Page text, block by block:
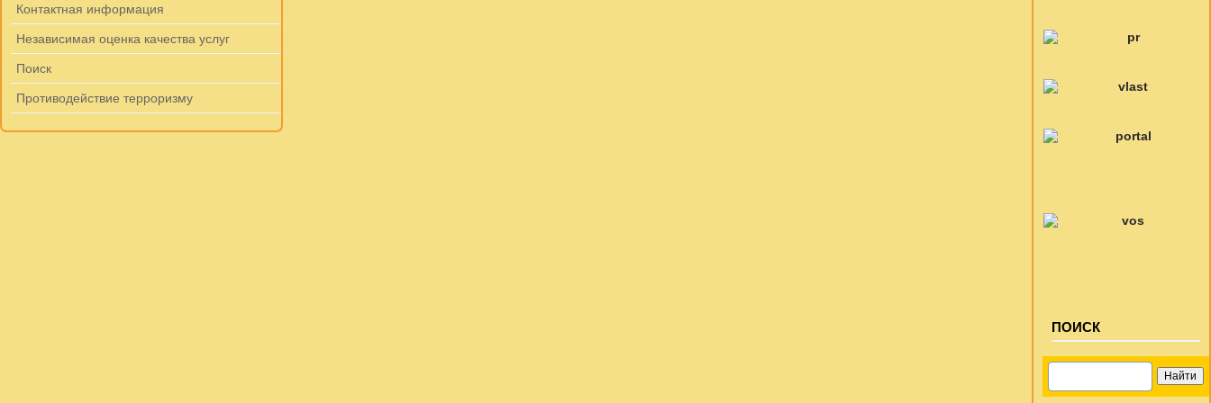
Контактная информация
Независимая оценка качества услуг
Поиск
Противодействие терроризму
ПОИСК